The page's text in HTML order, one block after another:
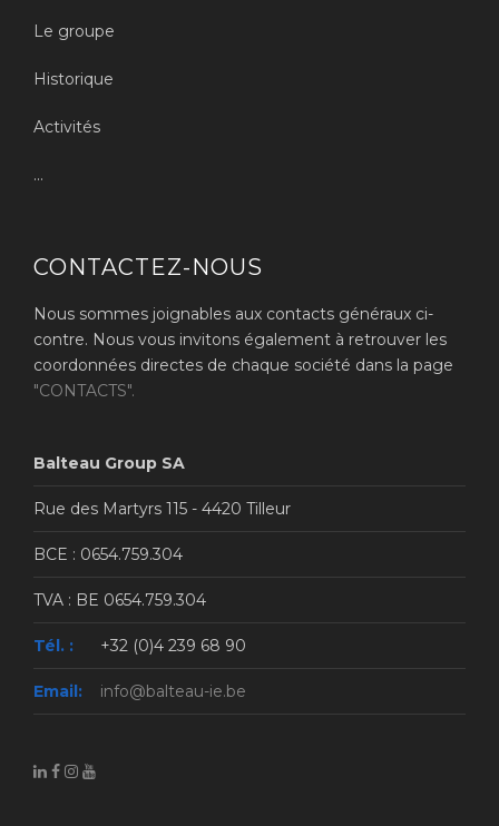
Le groupe
Historique
Activités
...
CONTACTEZ-NOUS
Nous sommes joignables aux contacts généraux ci-
contre. Nous vous invitons également à retrouver les
coordonnées directes de chaque société dans la page
"CONTACTS".
Balteau Group SA
Rue des Martyrs 115 - 4420 Tilleur
BCE : 0654.759.304
TVA : BE 0654.759.304
Tél. : +32 (0)4 239 68 90
Email: info@balteau-ie.be